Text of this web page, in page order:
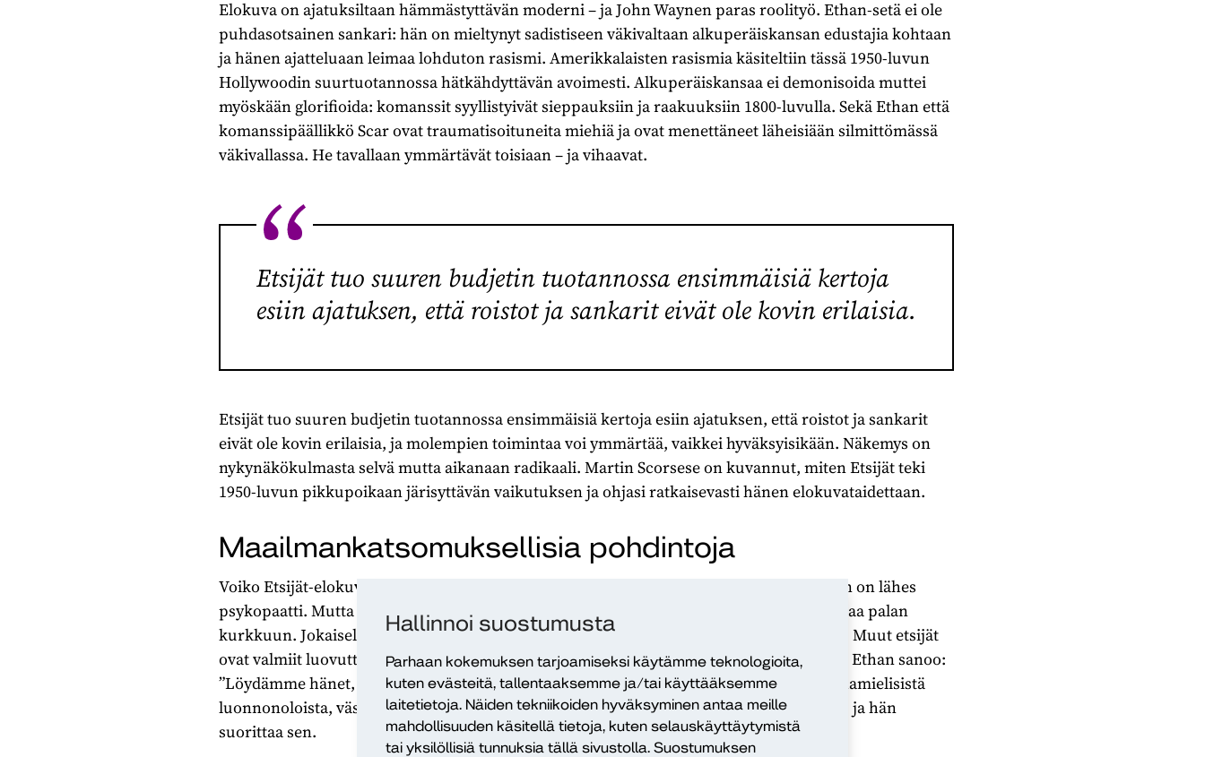
Hallinnoi suostumusta
Parhaan kokemuksen tarjoamiseksi käytämme teknologioita,
kuten evästeitä, tallentaaksemme ja/tai käyttääksemme
laitetietoja. Näiden tekniikoiden hyväksyminen antaa meille
mahdollisuuden käsitellä tietoja, kuten selauskäyttäytymistä
tai yksilöllisiä tunnuksia tällä sivustolla. Suostumuksen
Elokuva on ajatuksiltaan hämmästyttävän moderni – ja John Waynen paras roolityö. Ethan-setä ei ole
puhdasotsainen sankari: hän on mieltynyt sadistiseen väkivaltaan alkuperäiskansan edustajia kohtaan
ja hänen ajatteluaan leimaa lohduton rasismi. Amerikkalaisten rasismia käsiteltiin tässä 1950-luvun
Hollywoodin suurtuotannossa hätkähdyttävän avoimesti. Alkuperäiskansaa ei demonisoida muttei
myöskään glorifioida: komanssit syyllistyivät sieppauksiin ja raakuuksiin 1800-luvulla. Sekä Ethan että
komanssipäällikkö Scar ovat traumatisoituneita miehiä ja ovat menettäneet läheisiään silmittömässä
väkivallassa. He tavallaan ymmärtävät toisiaan – ja vihaavat.
Etsijät tuo suuren budjetin tuotannossa ensimmäisiä kertoja
esiin ajatuksen, että roistot ja sankarit eivät ole kovin erilaisia.
Etsijät tuo suuren budjetin tuotannossa ensimmäisiä kertoja esiin ajatuksen, että roistot ja sankarit
eivät ole kovin erilaisia, ja molempien toimintaa voi ymmärtää, vaikkei hyväksyisikään. Näkemys on
nykynäkökulmasta selvä mutta aikanaan radikaali. Martin Scorsese on kuvannut, miten Etsijät teki
1950-luvun pikkupoikaan järisyttävän vaikutuksen ja ohjasi ratkaisevasti hänen elokuvataidettaan.
Maailmankatsomuksellisia pohdintoja
Voiko Etsijät-elokuva toimia maailmankatsomuksen pohjana? Sellaisenaan ei voi – Ethan on lähes
psykopaatti. Mutta sitkeyden ja luovuttamisesta kieltäytymisen ylistyksenä elokuva nostaa palan
kurkkuun. Jokaisella on jotain, jonka puolesta hän on valmis taistelemaan loppuun asti. Muut etsijät
ovat valmiit luovuttamaan, kun kylmyys ja lumi ympäröivät hevoset ja ratsastajat, mutta Ethan sanoo:
”Löydämme hänet, yhtä varmasti kuin maapallo jatkaa pyörimistään.” Ethan ei välitä vihamielisistä
luonnonoloista, väsymyksestä, nälästä tai muiden toivottomuudesta; hänellä on tehtävä, ja hän
suorittaa sen.